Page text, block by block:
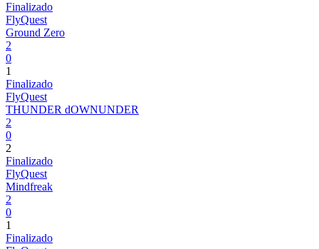
Finalizado
FlyQuest
Ground Zero
2
0
1
Finalizado
FlyQuest
THUNDER dOWNUNDER
2
0
2
Finalizado
FlyQuest
Mindfreak
2
0
1
Finalizado